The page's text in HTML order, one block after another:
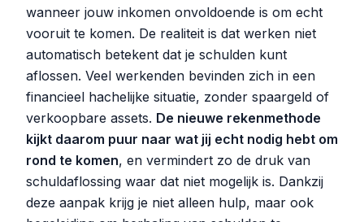
wanneer jouw inkomen onvoldoende is om echt
vooruit te komen. De realiteit is dat werken niet
automatisch betekent dat je schulden kunt
aflossen. Veel werkenden bevinden zich in een
financieel hachelijke situatie, zonder spaargeld of
verkoopbare assets. De nieuwe rekenmethode
kijkt daarom puur naar wat jij echt nodig hebt om
rond te komen, en vermindert zo de druk van
schuldaflossing waar dat niet mogelijk is. Dankzij
deze aanpak krijg je niet alleen hulp, maar ook